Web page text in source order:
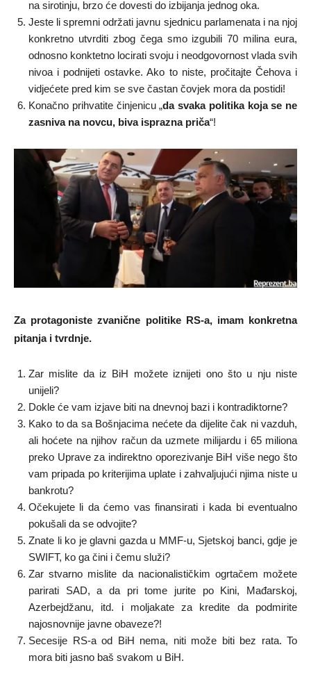
na sirotinju, brzo će dovesti do izbijanja jednog oka.
Jeste li spremni održati javnu sjednicu parlamenata i na njoj
konkretno utvrditi zbog čega smo izgubili 70 milina eura,
odnosno konktetno locirati svoju i neodgovornost vlada svih
nivoa i podnijeti ostavke. Ako to niste, pročitajte Čehova i
vidjećete pred kim se sve častan čovjek mora da postidi!
Konačno prihvatite činjenicu „da svaka politika koja se ne
zasniva na novcu, biva isprazna priča“!
Za protagoniste zvanične politike RS-a, imam konkretna
pitanja i tvrdnje.
Zar mislite da iz BiH možete iznijeti ono što u nju niste
unijeli?
Dokle će vam izjave biti na dnevnoj bazi i kontradiktorne?
Kako to da sa Bošnjacima nećete da dijelite čak ni vazduh,
ali hoćete na njihov račun da uzmete milijardu i 65 miliona
preko Uprave za indirektno oporezivanje BiH više nego što
vam pripada po kriterijima uplate i zahvaljujući njima niste u
bankrotu?
Očekujete li da ćemo vas finansirati i kada bi eventualno
pokušali da se odvojite?
Znate li ko je glavni gazda u MMF-u, Sjetskoj banci, gdje je
SWIFT, ko ga čini i čemu služi?
Zar stvarno mislite da nacionalističkim ogrtačem možete
parirati SAD, a da pri tome jurite po Kini, Mađarskoj,
Azerbejdžanu, itd. i moljakate za kredite da podmirite
najosnovnije javne obaveze?!
Secesije RS-a od BiH nema, niti može biti bez rata. To
mora biti jasno baš svakom u BiH.